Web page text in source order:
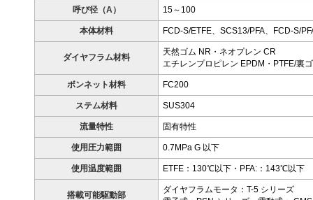
呼び径（A） 15～100
本体材料 FCD-S/ETFE、SCS13/PFA、FCD-S/
ダイヤフラム材料
天然ゴム NR・ネオプレン CR
エチレンプロピレン EPDM・PTFE/裏
ボンネット材料 FC200
ステム材料 SUS304
流量特性 固有特性
使用圧力範囲 0.7MPa G 以下
使用温度範囲 ETFE：130℃以下・PFA:：143℃以下
搭載可能駆動部
ダイヤフラムモータ：T-5 シリーズ